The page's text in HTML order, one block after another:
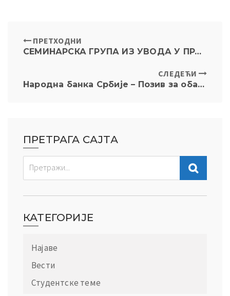
ПРЕТХОДНИ
СЕМИНАРСКА ГРУПА ИЗ УВОДА У ПРАВО
СЛЕДЕЋИ
Народна банка Србије – Позив за обављање стручне праксе
ПРЕТРАГА САЈТА
КАТЕГОРИЈЕ
Најаве
Вести
Студентске теме